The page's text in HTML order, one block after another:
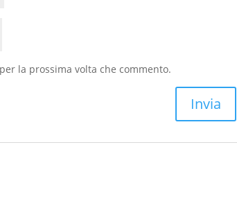
la prossima volta che commento.